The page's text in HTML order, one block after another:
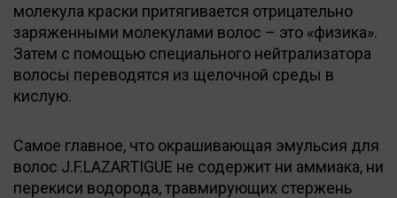
молекула краски притягивается отрицательно
заряженными молекулами волос – это «физика».
Затем с помощью специального нейтрализатора
волосы переводятся из щелочной среды в
кислую.
Самое главное, что окрашивающая эмульсия для
волос J.F.LAZARTIGUE не содержит ни аммиака, ни
перекиси водорода, травмирующих стержень